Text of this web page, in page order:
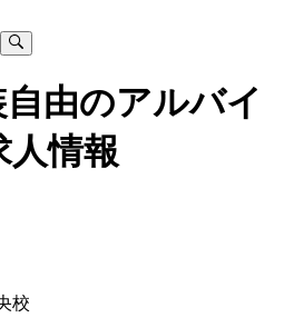
由のアルバイ
人情報
校